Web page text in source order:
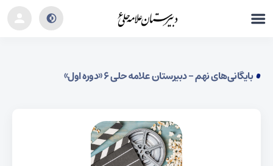
بایگانی‌های نهم - دبیرستان علامه حلی ۶ «دوره اول»